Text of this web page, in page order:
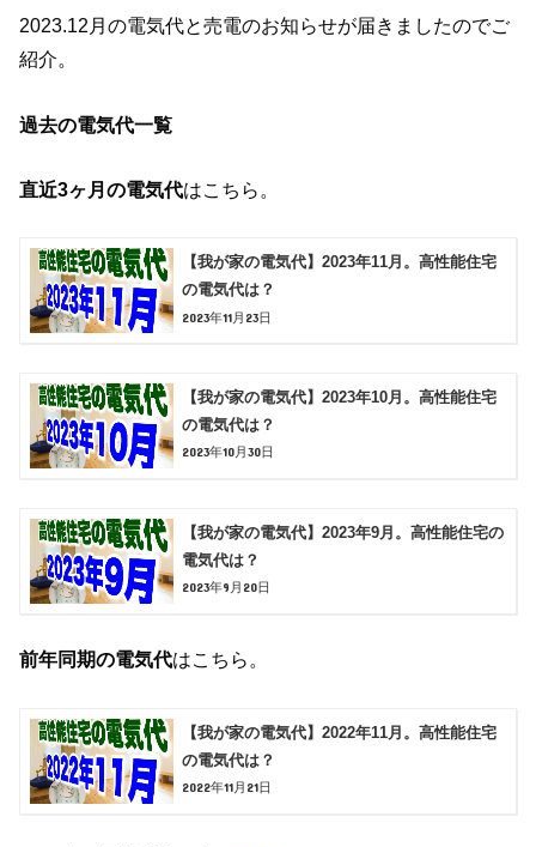
2023.12月の電気代と売電のお知らせが届きましたのでご
紹介。
過去の電気代一覧
直近3ヶ月の電気代はこちら。
【我が家の電気代】2023年11月。高性能住宅
の電気代は？
2023年11月23日
【我が家の電気代】2023年10月。高性能住宅
の電気代は？
2023年10月30日
【我が家の電気代】2023年9月。高性能住宅の
電気代は？
2023年9月20日
前年同期の電気代はこちら。
【我が家の電気代】2022年11月。高性能住宅
の電気代は？
2022年11月21日